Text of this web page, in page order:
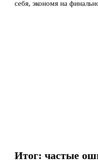
себя, экономя на
Итог: частые